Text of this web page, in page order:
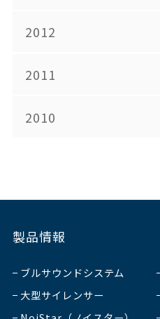
2012
2011
2010
製品情報
ブルサウンドシステム
大型サイレンサー